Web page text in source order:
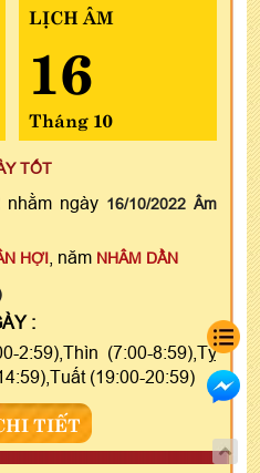
LỊCH ÂM
16
Tháng 10
TỐT
nhằm ngày 16/10/2022 Âm
HỢI , năm NHÂM DẦN
:
2:59),Thìn (7:00-8:59),Tỵ
(19:00-20:59)
TIẾT